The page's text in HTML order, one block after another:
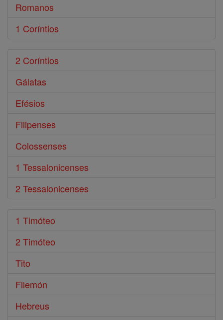
Romanos
1 Coríntios
2 Coríntios
Gálatas
Efésios
Filipenses
Colossenses
1 Tessalonicenses
2 Tessalonicenses
1 Timóteo
2 Timóteo
Tito
Filemón
Hebreus